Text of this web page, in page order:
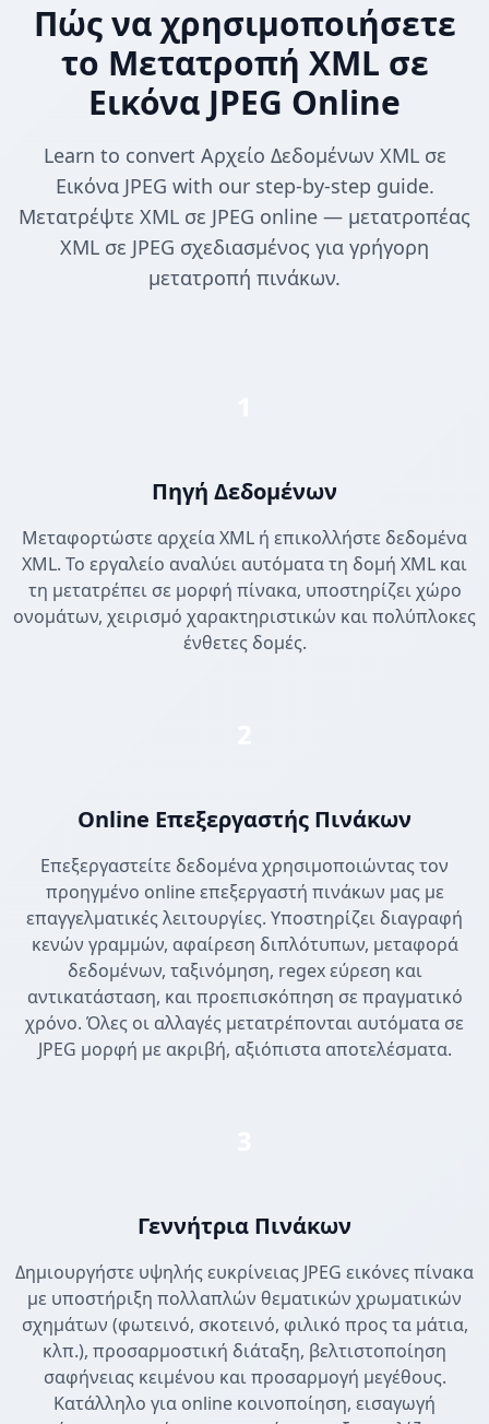
Πώς να χρησιμοποιήσετε
το Μετατροπή XML σε
Εικόνα JPEG Online
Learn to convert Αρχείο Δεδομένων XML σε
Εικόνα JPEG with our step-by-step guide.
Μετατρέψτε XML σε JPEG online — μετατροπέας
XML σε JPEG σχεδιασμένος για γρήγορη
μετατροπή πινάκων.
Πηγή Δεδομένων
Μεταφορτώστε αρχεία XML ή επικολλήστε δεδομένα
XML. Το εργαλείο αναλύει αυτόματα τη δομή XML και
τη μετατρέπει σε μορφή πίνακα, υποστηρίζει χώρο
ονομάτων, χειρισμό χαρακτηριστικών και πολύπλοκες
ένθετες δομές.
Online Επεξεργαστής Πινάκων
Επεξεργαστείτε δεδομένα χρησιμοποιώντας τον
προηγμένο online επεξεργαστή πινάκων μας με
επαγγελματικές λειτουργίες. Υποστηρίζει διαγραφή
κενών γραμμών, αφαίρεση διπλότυπων, μεταφορά
δεδομένων, ταξινόμηση, regex εύρεση και
αντικατάσταση, και προεπισκόπηση σε πραγματικό
χρόνο. Όλες οι αλλαγές μετατρέπονται αυτόματα σε
JPEG μορφή με ακριβή, αξιόπιστα αποτελέσματα.
Γεννήτρια Πινάκων
Δημιουργήστε υψηλής ευκρίνειας JPEG εικόνες πίνακα
με υποστήριξη πολλαπλών θεματικών χρωματικών
σχημάτων (φωτεινό, σκοτεινό, φιλικό προς τα μάτια,
κλπ.), προσαρμοστική διάταξη, βελτιστοποίηση
σαφήνειας κειμένου και προσαρμογή μεγέθους.
Κατάλληλο για online κοινοποίηση, εισαγωγή